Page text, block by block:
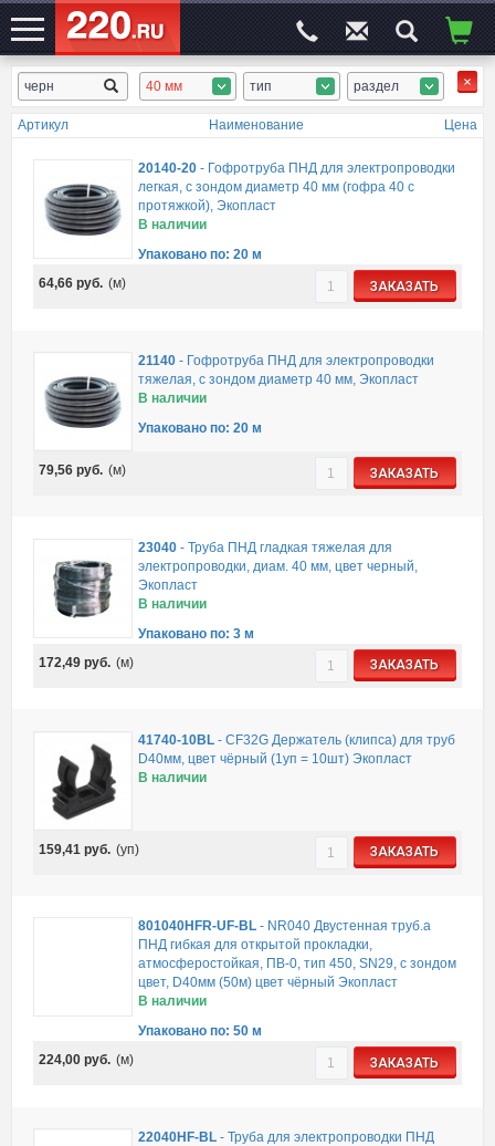
ЭЛЕКТРОСАЙТ№1 40 мм тип раздел
Артикул Наименование Цена
20140-20 - Гофротруба ПНД для электропроводки
легкая, с зондом диаметр 40 мм (гофра 40 с
протяжкой), Экопласт
В наличии
Упаковано по: 20 м
64,66руб. (м) ЗАКАЗАТЬ
21140 - Гофротруба ПНД для электропроводки
тяжелая, с зондом диаметр 40 мм, Экопласт
В наличии
Упаковано по: 20 м
79,56руб. (м) ЗАКАЗАТЬ
23040 -Труба ПНД гладкая тяжелая для
электропроводки, диам. 40 мм, цвет черный,
Экопласт
В наличии
Упаковано по: 3 м
172,49руб. (м) ЗАКАЗАТЬ
41740-10BL -CF32G Держатель (клипса) для труб
D40мм, цвет чёрный (1уп = 10шт) Экопласт
В наличии
159,41руб. (уп) ЗАКАЗАТЬ
801040HFR-UF-BL - NR040 Двустенная труб.а
ПНД гибкая для открытой прокладки,
атмосферостойкая, ПВ-0, тип 450, SN29, с зондом
цвет, D40мм (50м) цвет чёрный Экопласт
В наличии
Упаковано по: 50 м
224,00руб. (м) ЗАКАЗАТЬ
22040HF-BL -Труба для электропроводки ПНД